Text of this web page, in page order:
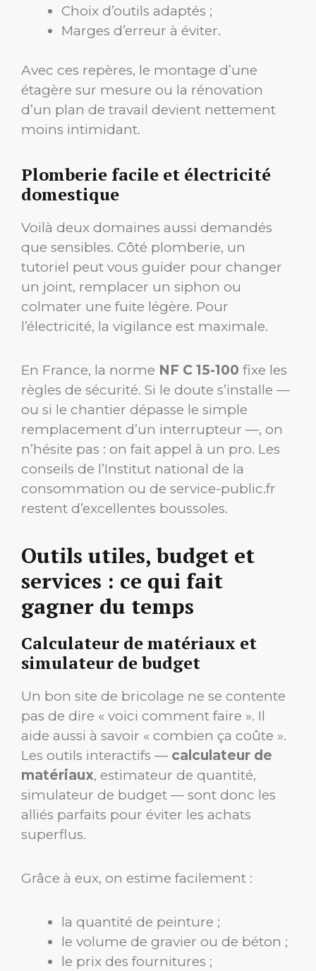
Choix d’outils adaptés ;
Marges d’erreur à éviter.
Avec ces repères, le montage d’une
étagère sur mesure ou la rénovation
d’un plan de travail devient nettement
moins intimidant.
Plomberie facile et électricité
domestique
Voilà deux domaines aussi demandés
que sensibles. Côté plomberie, un
tutoriel peut vous guider pour changer
un joint, remplacer un siphon ou
colmater une fuite légère. Pour
l’électricité, la vigilance est maximale.
En France, la norme NF C 15-100 fixe les
règles de sécurité. Si le doute s’installe —
ou si le chantier dépasse le simple
remplacement d’un interrupteur —, on
n’hésite pas : on fait appel à un pro. Les
conseils de l’Institut national de la
consommation ou de service-public.fr
restent d’excellentes boussoles.
Outils utiles, budget et
services : ce qui fait
gagner du temps
Calculateur de matériaux et
simulateur de budget
Un bon site de bricolage ne se contente
pas de dire « voici comment faire ». Il
aide aussi à savoir « combien ça coûte ».
Les outils interactifs — calculateur de
matériaux, estimateur de quantité,
simulateur de budget — sont donc les
alliés parfaits pour éviter les achats
superflus.
Grâce à eux, on estime facilement :
la quantité de peinture ;
le volume de gravier ou de béton ;
le prix des fournitures ;